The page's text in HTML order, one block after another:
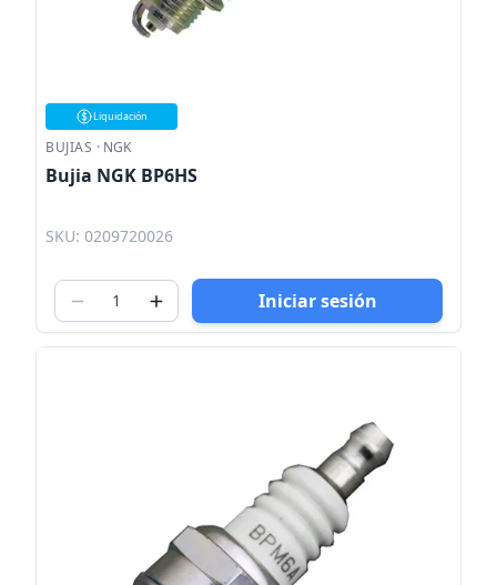
Liquidación
BUJIAS · NGK
Bujia NGK BP6HS
SKU: 0209720026
Iniciar sesión